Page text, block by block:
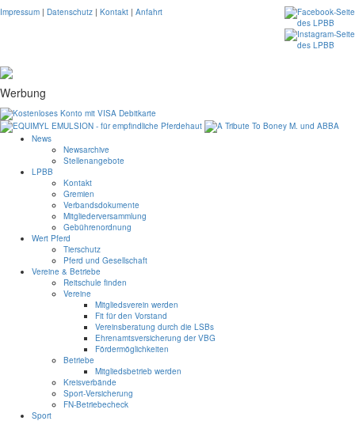
Impressum | Datenschutz | Kontakt | Anfahrt
Werbung
News
Newsarchive
Stellenangebote
LPBB
Kontakt
Gremien
Verbandsdokumente
Mitgliederversammlung
Gebührenordnung
Wert Pferd
Tierschutz
Pferd und Gesellschaft
Vereine & Betriebe
Reitschule finden
Vereine
Mitgliedsverein werden
Fit für den Vorstand
Vereinsberatung durch die LSBs
Ehrenamtsversicherung der VBG
Fördermöglichkeiten
Betriebe
Mitgliedsbetrieb werden
Kreisverbände
Sport-Versicherung
FN-Betriebecheck
Sport